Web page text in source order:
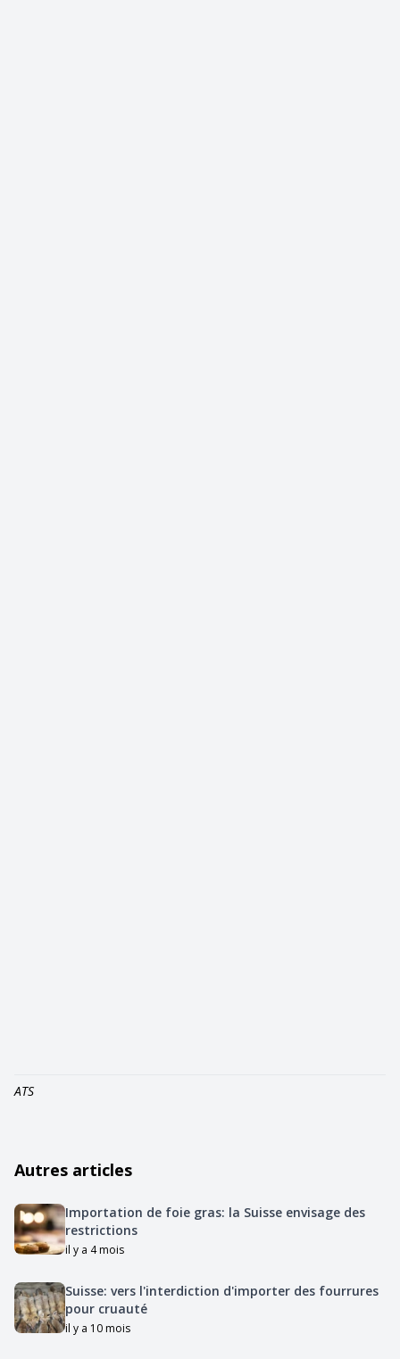
ATS
Autres articles
Importation de foie gras: la Suisse envisage des
restrictions
il y a 4 mois
Suisse: vers l'interdiction d'importer des fourrures
pour cruauté
il y a 10 mois